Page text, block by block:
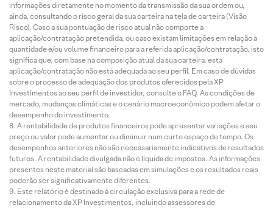
informações diretamente no momento da transmissão da sua ordem ou,
ainda, consultando o risco geral da sua carteira na tela de carteira (Visão
Risco). Caso a sua pontuação de risco atual não comporte a
aplicação/contratação pretendida, ou caso existam limitações em relação à
quantidade e/ou volume financeiro para a referida aplicação/contratação, isto
significa que, com base na composição atual da sua carteira, esta
aplicação/contratação não está adequada ao seu perfil. Em caso de dúvidas
sobre o processo de adequação dos produtos oferecidos pela XP
Investimentos ao seu perfil de investidor, consulte o FAQ. As condições de
mercado, mudanças climáticas e o cenário macroeconômico podem afetar o
desempenho do investimento.
A rentabilidade de produtos financeiros pode apresentar variações e seu
preço ou valor pode aumentar ou diminuir num curto espaço de tempo. Os
desempenhos anteriores não são necessariamente indicativos de resultados
futuros. A rentabilidade divulgada não é líquida de impostos. As informações
presentes neste material são baseadas em simulações e os resultados reais
poderão ser significativamente diferentes.
Este relatório é destinado à circulação exclusiva para a rede de
relacionamento da XP Investimentos, incluindo assessores de